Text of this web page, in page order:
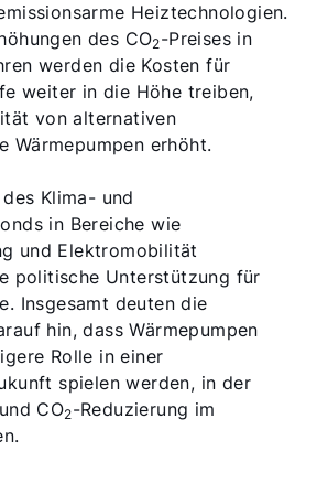
Heiztechnologien.
des CO2-Preises in
werden die Kosten für
weiter in die Höhe treiben,
von alternativen
Wärmepumpen erhöht.
Klima- und
in Bereiche wie
und Elektromobilität
politische Unterstützung für
Insgesamt deuten die
hin, dass Wärmepumpen
Rolle in einer
spielen werden, in der
CO2-Reduzierung im